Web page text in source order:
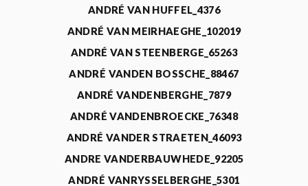
ANDRÉ VAN HUFFEL_4376
ANDRÉ VAN MEIRHAEGHE_102019
ANDRÉ VAN STEENBERGE_65263
ANDRÉ VANDEN BOSSCHE_88467
ANDRÉ VANDENBERGHE_7879
ANDRÉ VANDENBROECKE_76348
ANDRÉ VANDER STRAETEN_46093
ANDRE VANDERBAUWHEDE_92205
ANDRÉ VANRYSSELBERGHE_5301